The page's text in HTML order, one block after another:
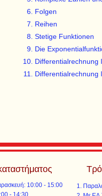
Folgen
Reihen
Stetige Funktionen
Die
Differentialrechnung I
Differentialrechnung
10:00 - 15:00
- 14:30